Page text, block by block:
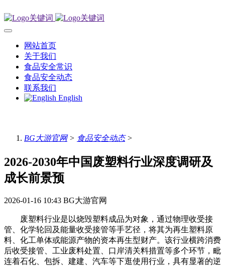
网站首页
关于我们
食品安全常识
食品安全动态
联系我们
English
BG大游官网> 食品安全动态>
2026-2030年中国废塑料行业深度调研及
成长前景预
2026-01-16 10:43 BG大游官网
废塑料行业是以烧毁塑料成品为对象，通过物理收受接
管、化学轮回及能量收受接管等手艺径，将其为再生塑料原
料、化工单体或能源产物的资本再生型财产。该行业横跨消费
后收受接管、工业废料处置、口岸清关料措置等多个环节，毗
连着石化、包拆、建建、汽车等下逛使用行业，具有显著的逆